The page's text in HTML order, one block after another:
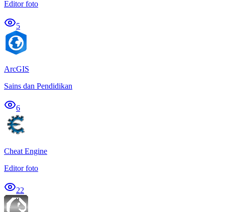
Editor foto
5
ArcGIS
Sains dan Pendidikan
6
Cheat Engine
Editor foto
22